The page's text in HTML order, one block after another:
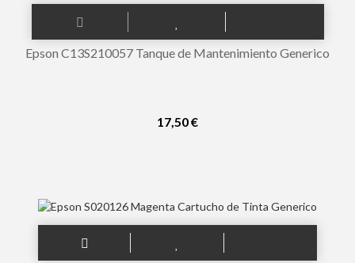
Epson C13S210057 Tanque de Mantenimiento Generico
17,50 €